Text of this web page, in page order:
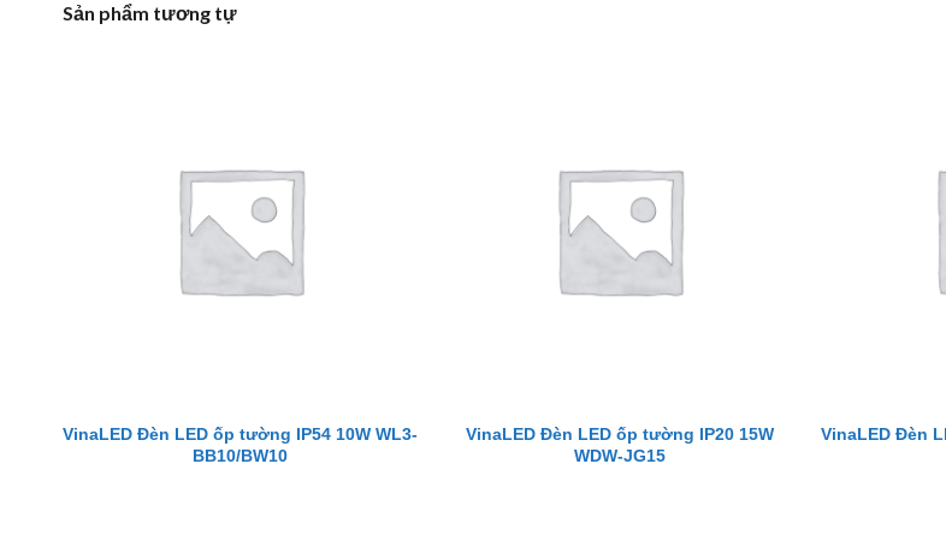
Sản phẩm tương tự
VinaLED Đèn LED ốp tường IP54 10W WL3-
BB10/BW10
VinaLED Đèn LED ốp tường IP20 15W
WDW-JG15
VinaLED Đèn